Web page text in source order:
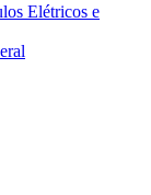
Elétricos e